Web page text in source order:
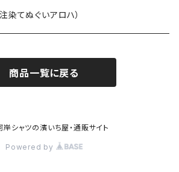
染てぬぐいアロハ）
商品一覧に戻る
シャツの濱いち屋・通販サイト
Powered by